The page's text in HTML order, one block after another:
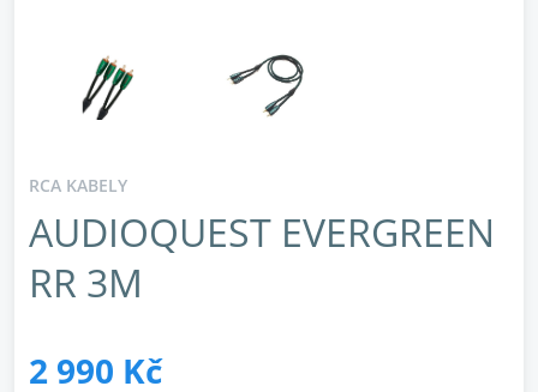
RCA KABELY
AUDIOQUEST EVERGREEN
RR 3M
2 990 Kč